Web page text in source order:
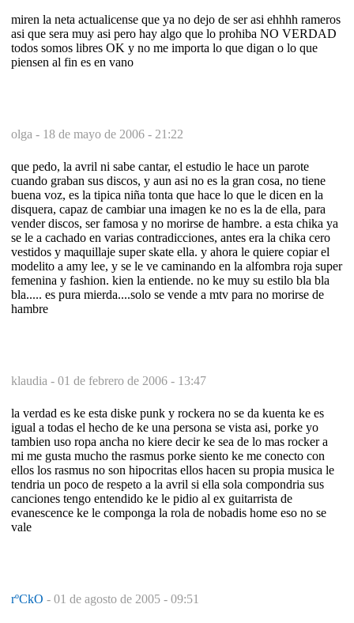
miren la neta actualicense que ya no dejo de ser asi ehhhh rameros
asi que sera muy asi pero hay algo que lo prohiba NO VERDAD
todos somos libres OK y no me importa lo que digan o lo que
piensen al fin es en vano
olga - 18 de mayo de 2006 - 21:22
que pedo, la avril ni sabe cantar, el estudio le hace un parote
cuando graban sus discos, y aun asi no es la gran cosa, no tiene
buena voz, es la tipica niña tonta que hace lo que le dicen en la
disquera, capaz de cambiar una imagen ke no es la de ella, para
vender discos, ser famosa y no morirse de hambre. a esta chika ya
se le a cachado en varias contradicciones, antes era la chika cero
vestidos y maquillaje super skate ella. y ahora le quiere copiar el
modelito a amy lee, y se le ve caminando en la alfombra roja super
femenina y fashion. kien la entiende. no ke muy su estilo bla bla
bla..... es pura mierda....solo se vende a mtv para no morirse de
hambre
klaudia - 01 de febrero de 2006 - 13:47
la verdad es ke esta diske punk y rockera no se da kuenta ke es
igual a todas el hecho de ke una persona se vista asi, porke yo
tambien uso ropa ancha no kiere decir ke sea de lo mas rocker a
mi me gusta mucho the rasmus porke siento ke me conecto con
ellos los rasmus no son hipocritas ellos hacen su propia musica le
tendria un poco de respeto a la avril si ella sola compondria sus
canciones tengo entendido ke le pidio al ex guitarrista de
evanescence ke le componga la rola de nobadis home eso no se
vale
rºCkO - 01 de agosto de 2005 - 09:51